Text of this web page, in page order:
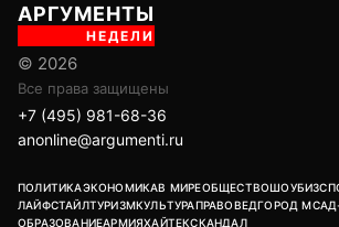
АРГУМЕНТЫ
НЕДЕЛИ
© 2026
Все права защищены
+7 (495) 981-68-36
anonline@argumenti.ru
ПОЛИТИКАЭКОНОМИКАВ МИРЕОБЩЕСТВОШОУБИЗ
ЛАЙФСТАЙЛТУРИЗМКУЛЬТУРАПРАВОВЕДГОРОД М
ОБРАЗОВАНИЕАРМИЯХАЙТЕКСКАНДАЛ